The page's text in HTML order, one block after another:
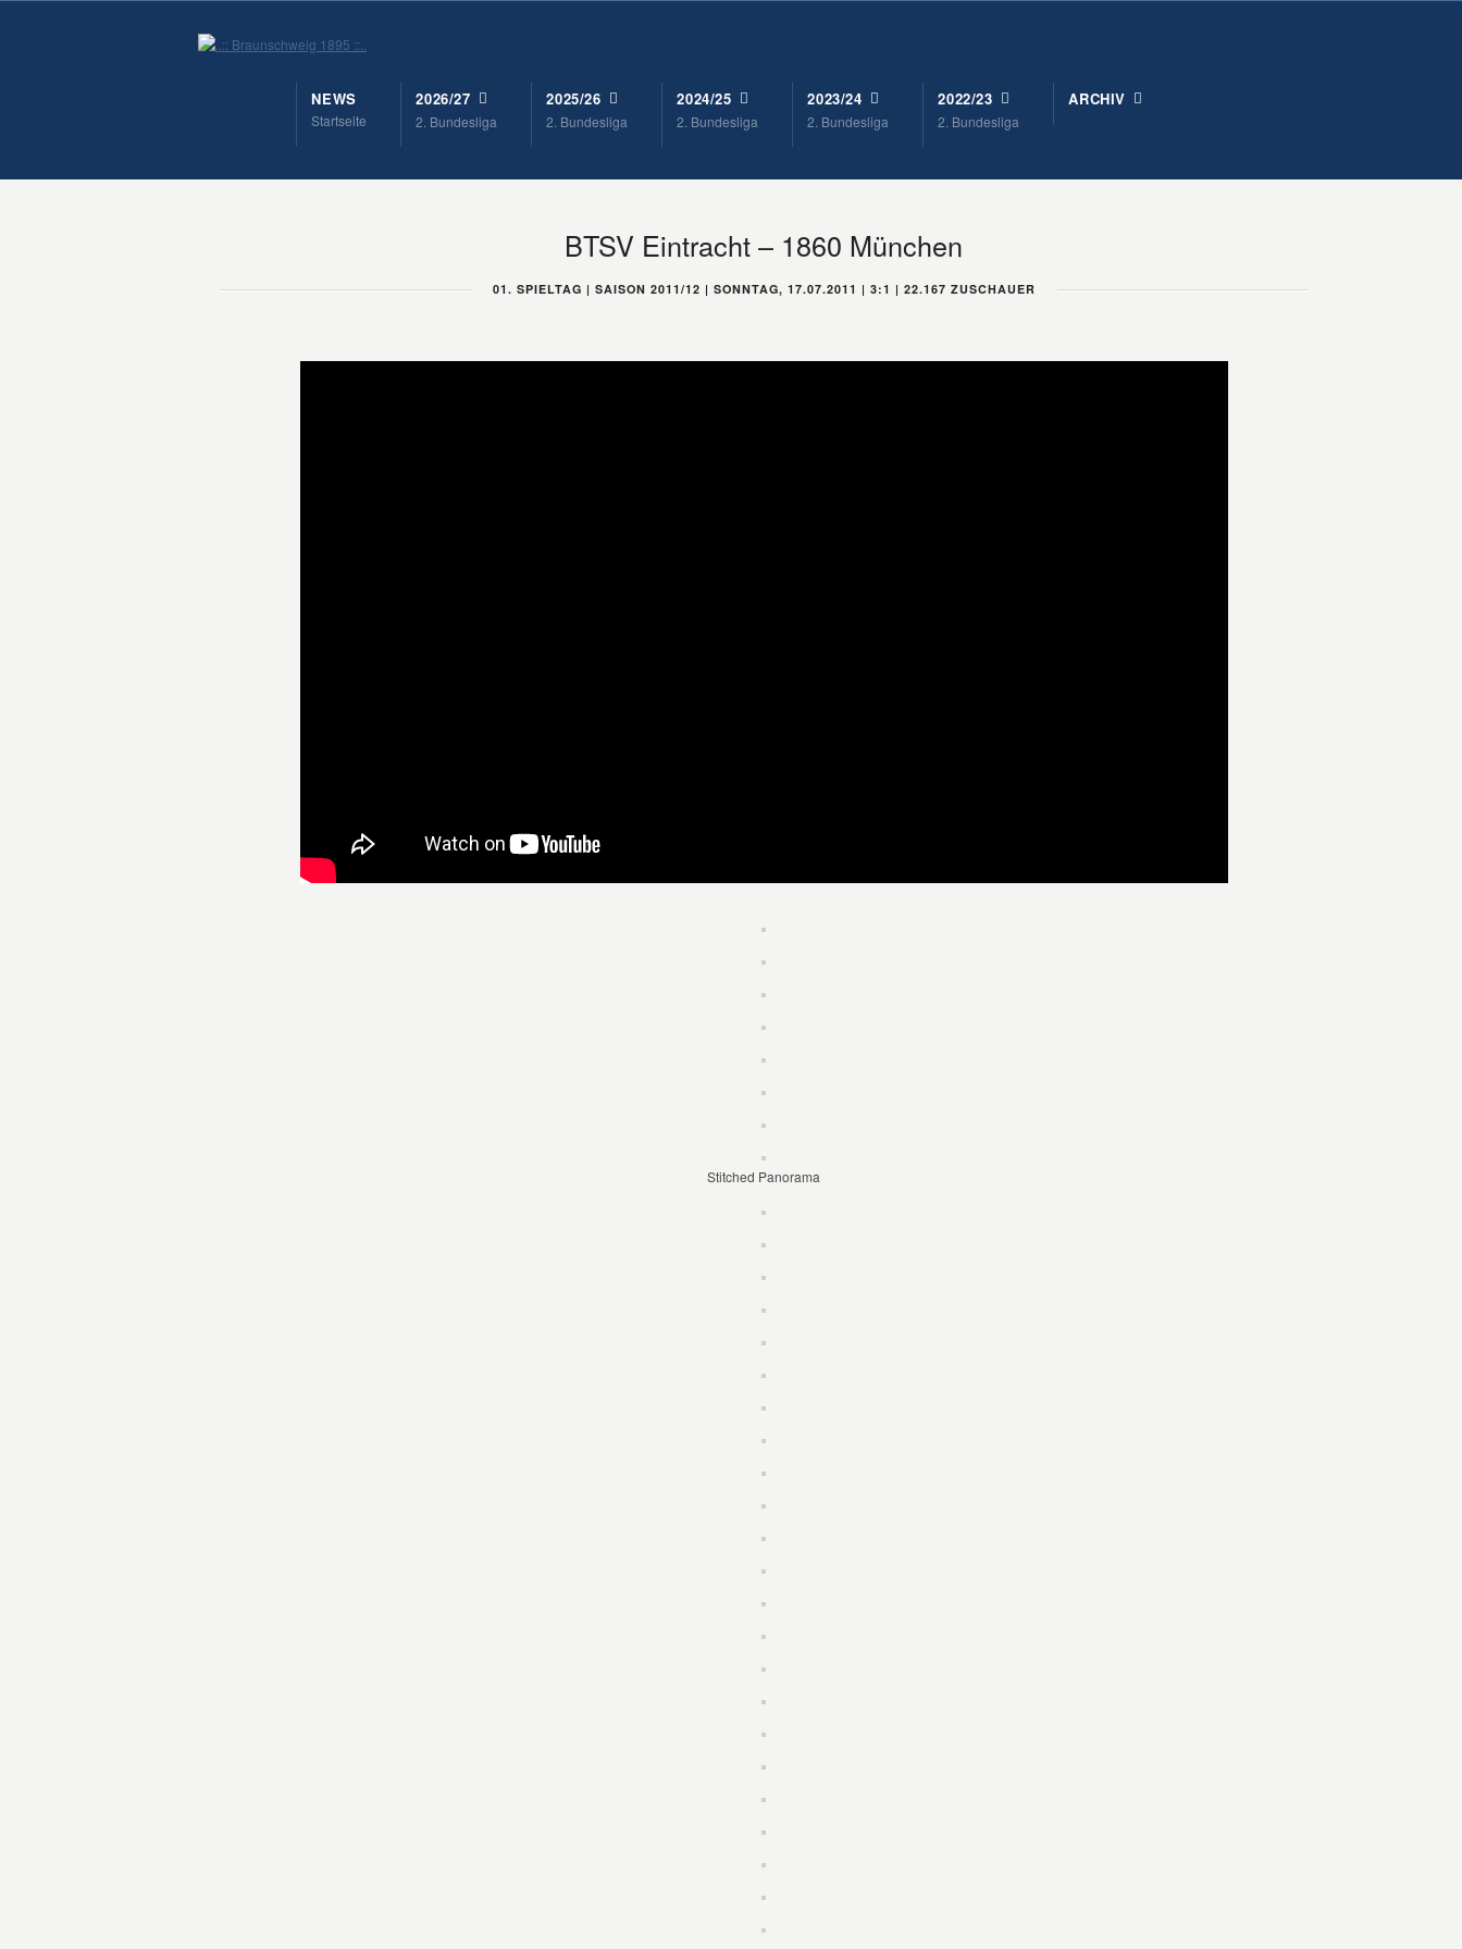
NEWS
Startseite
2026/27
2. Bundesliga
2025/26
2. Bundesliga
2024/25
2. Bundesliga
2023/24
2. Bundesliga
2022/23
2. Bundesliga
ARCHIV
BTSV Eintracht – 1860 München
01. SPIELTAG | SAISON 2011/12 | SONNTAG, 17.07.2011 | 3:1 | 22.167 ZUSCHAUER
Stitched Panorama